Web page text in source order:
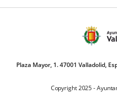
Plaza Mayor, 1. 47001 Valladolid,
Copyright 2025 -